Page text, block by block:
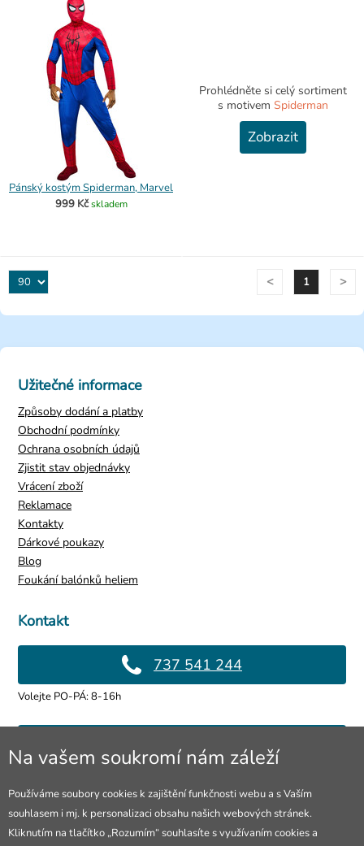
Pánský kostým Spiderman, Marvel
999 Kč skladem
Prohlédněte si celý sortiment
s motivem Spiderman
Zobrazit
< 1 >
Kontakt
737 541 244
Volejte PO-PÁ: 8-16h
info@4lol.cz
Prodejna Ostrava
Užitečné informace
Způsoby dodání a platby
Obchodní podmínky
Ochrana osobních údajů
Zjistit stav objednávky
Vrácení zboží
Reklamace
Kontakty
Dárkové poukazy
Blog
Foukání balónků heliem
Na vašem soukromí nám záleží
Používáme soubory cookies k zajištění funkčnosti webu a s Vaším
souhlasem i mj. k personalizaci obsahu našich webových stránek.
Kliknutím na tlačítko „Rozumím“ souhlasíte s využívaním cookies a